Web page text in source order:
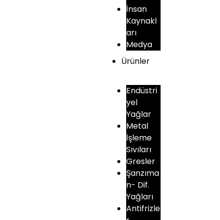
İnsan
Kaynakl
arı
Medya
Ürünler
Endüstri
yel
Yağlar
Metal
İşleme
Sıvıları
Gresler
Şanzıma
n- Dif.
Yağları
Antifrizle